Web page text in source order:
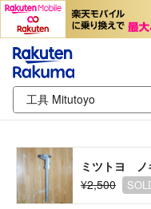
ミツトヨ ノ
¥2,500